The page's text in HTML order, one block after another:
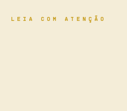
LEIA COM ATENÇÃO